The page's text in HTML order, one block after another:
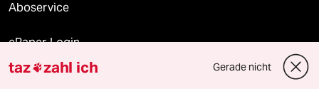
Aboservice
ePaper Login
Downloads für Abonnierende
taz zahl ich Gerade nicht